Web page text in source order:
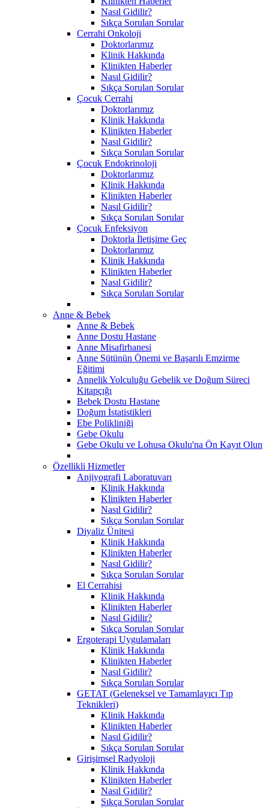
Nasıl Gidilir?
Sıkça Sorulan Sorular
Cerrahi Onkoloji
Doktorlarımız
Klinik Hakkında
Klinikten Haberler
Nasıl Gidilir?
Sıkça Sorulan Sorular
Çocuk Cerrahi
Doktorlarımız
Klinik Hakkında
Klinikten Haberler
Nasıl Gidilir?
Sıkça Sorulan Sorular
Çocuk Endokrinoloji
Doktorlarımız
Klinik Hakkında
Klinikten Haberler
Nasıl Gidilir?
Sıkça Sorulan Sorular
Çocuk Enfeksiyon
Doktorla İletişime Geç
Doktorlarımız
Klinik Hakkında
Klinikten Haberler
Nasıl Gidilir?
Sıkça Sorulan Sorular
Anne & Bebek
Anne & Bebek
Anne Dostu Hastane
Anne Misafirhanesi
Anne Sütünün Önemi ve Başarılı Emzirme
Eğitimi
Annelik Yolculuğu Gebelik ve Doğum Süreci
Kitapçığı
Bebek Dostu Hastane
Doğum İstatistikleri
Ebe Polikliniği
Gebe Okulu
Gebe Okulu ve Lohusa Okulu'na Ön Kayıt Olun
Özellikli Hizmetler
Anjiyografi Laboratuvarı
Klinik Hakkında
Klinikten Haberler
Nasıl Gidilir?
Sıkça Sorulan Sorular
Diyaliz Ünitesi
Klinik Hakkında
Klinikten Haberler
Nasıl Gidilir?
Sıkça Sorulan Sorular
El Cerrahisi
Klinik Hakkında
Klinikten Haberler
Nasıl Gidilir?
Sıkça Sorulan Sorular
Ergoterapi Uygulamaları
Klinik Hakkında
Klinikten Haberler
Nasıl Gidilir?
Sıkça Sorulan Sorular
GETAT (Geleneksel ve Tamamlayıcı Tıp
Teknikleri)
Klinik Hakkında
Klinikten Haberler
Nasıl Gidilir?
Sıkça Sorulan Sorular
Girişimsel Radyoloji
Klinik Hakkında
Klinikten Haberler
Nasıl Gidilir?
Sıkça Sorulan Sorular